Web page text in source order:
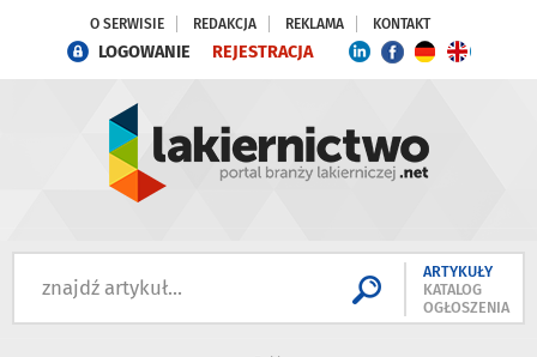
O SERWISIE REDAKCJA REKLAMA KONTAKT
LOGOWANIE REJESTRACJA
ARTYKUŁY
KATALOG
OGŁOSZENIA